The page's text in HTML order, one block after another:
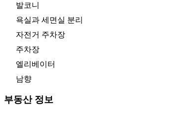
발코니
욕실과 세면실 분리
자전거 주차장
주차장
엘리베이터
남향
부동산 정보